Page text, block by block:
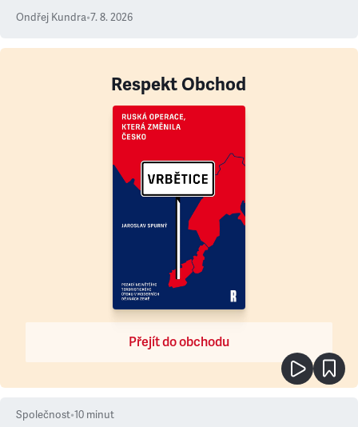
Ondřej Kundra•7. 8. 2026
Respekt Obchod
Přejít do obchodu
Společnost•10 minut